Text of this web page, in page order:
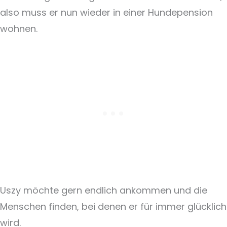
also muss er nun wieder in einer Hundepension
wohnen.
Uszy möchte gern endlich ankommen und die
Menschen finden, bei denen er für immer glücklich
wird.